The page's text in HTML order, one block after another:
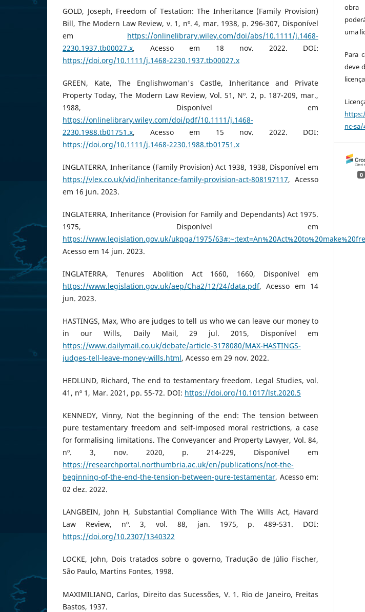
GOLD, Joseph, Freedom of Testation: The Inheritance (Family Provision)
Bill, The Modern Law Review, v. 1, nº. 4, mar. 1938, p. 296-307, Disponível
em https://onlinelibrary.wiley.com/doi/abs/10.1111/j.1468-
2230.1937.tb00027.x, Acesso em 18 nov. 2022. DOI:
https://doi.org/10.1111/j.1468-2230.1937.tb00027.x
GREEN, Kate, The Englishwoman's Castle, Inheritance and Private
Property Today, The Modern Law Review, Vol. 51, Nº. 2, p. 187-209, mar.,
1988, Disponível em
https://onlinelibrary.wiley.com/doi/pdf/10.1111/j.1468-
2230.1988.tb01751.x, Acesso em 15 nov. 2022. DOI:
https://doi.org/10.1111/j.1468-2230.1988.tb01751.x
INGLATERRA, Inheritance (Family Provision) Act 1938, 1938, Disponível em
https://vlex.co.uk/vid/inheritance-family-provision-act-808197117, Acesso
em 16 jun. 2023.
INGLATERRA, Inheritance (Provision for Family and Dependants) Act 1975.
1975, Disponível em
https://www.legislation.gov.uk/ukpga/1975/
Acesso em 14 jun. 2023.
INGLATERRA, Tenures Abolition Act 1660, 1660, Disponível em
https://www.legislation.gov.uk/aep/Cha2/12/24/data.pdf, Acesso em 14
jun. 2023.
HASTINGS, Max, Who are judges to tell us who we can leave our money to
in our Wills, Daily Mail, 29 jul. 2015, Disponível em
https://www.dailymail.co.uk/debate/article-3178080/MAX-HASTINGS-
judges-tell-leave-money-wills.html, Acesso em 29 nov. 2022.
HEDLUND, Richard, The end to testamentary freedom. Legal Studies, vol.
41, nº 1, Mar. 2021, pp. 55-72. DOI: https://doi.org/10.1017/lst.2020.5
KENNEDY, Vinny, Not the beginning of the end: The tension between
pure testamentary freedom and self-imposed moral restrictions, a case
for formalising limitations. The Conveyancer and Property Lawyer, Vol. 84,
nº. 3, nov. 2020, p. 214-229, Disponível em
https://researchportal.northumbria.ac.uk/en/publications/not-the-
beginning-of-the-end-the-tension-between-pure-testamentar, Acesso em:
02 dez. 2022.
LANGBEIN, John H, Substantial Compliance With The Wills Act, Havard
Law Review, nº. 3, vol. 88, jan. 1975, p. 489-531. DOI:
https://doi.org/10.2307/1340322
LOCKE, John, Dois tratados sobre o governo, Tradução de Júlio Fischer,
São Paulo, Martins Fontes, 1998.
MAXIMILIANO, Carlos, Direito das Sucessões, V. 1. Rio de Janeiro, Freitas
Bastos, 1937.
obra
uma
Para
deve
nc-sa/
0